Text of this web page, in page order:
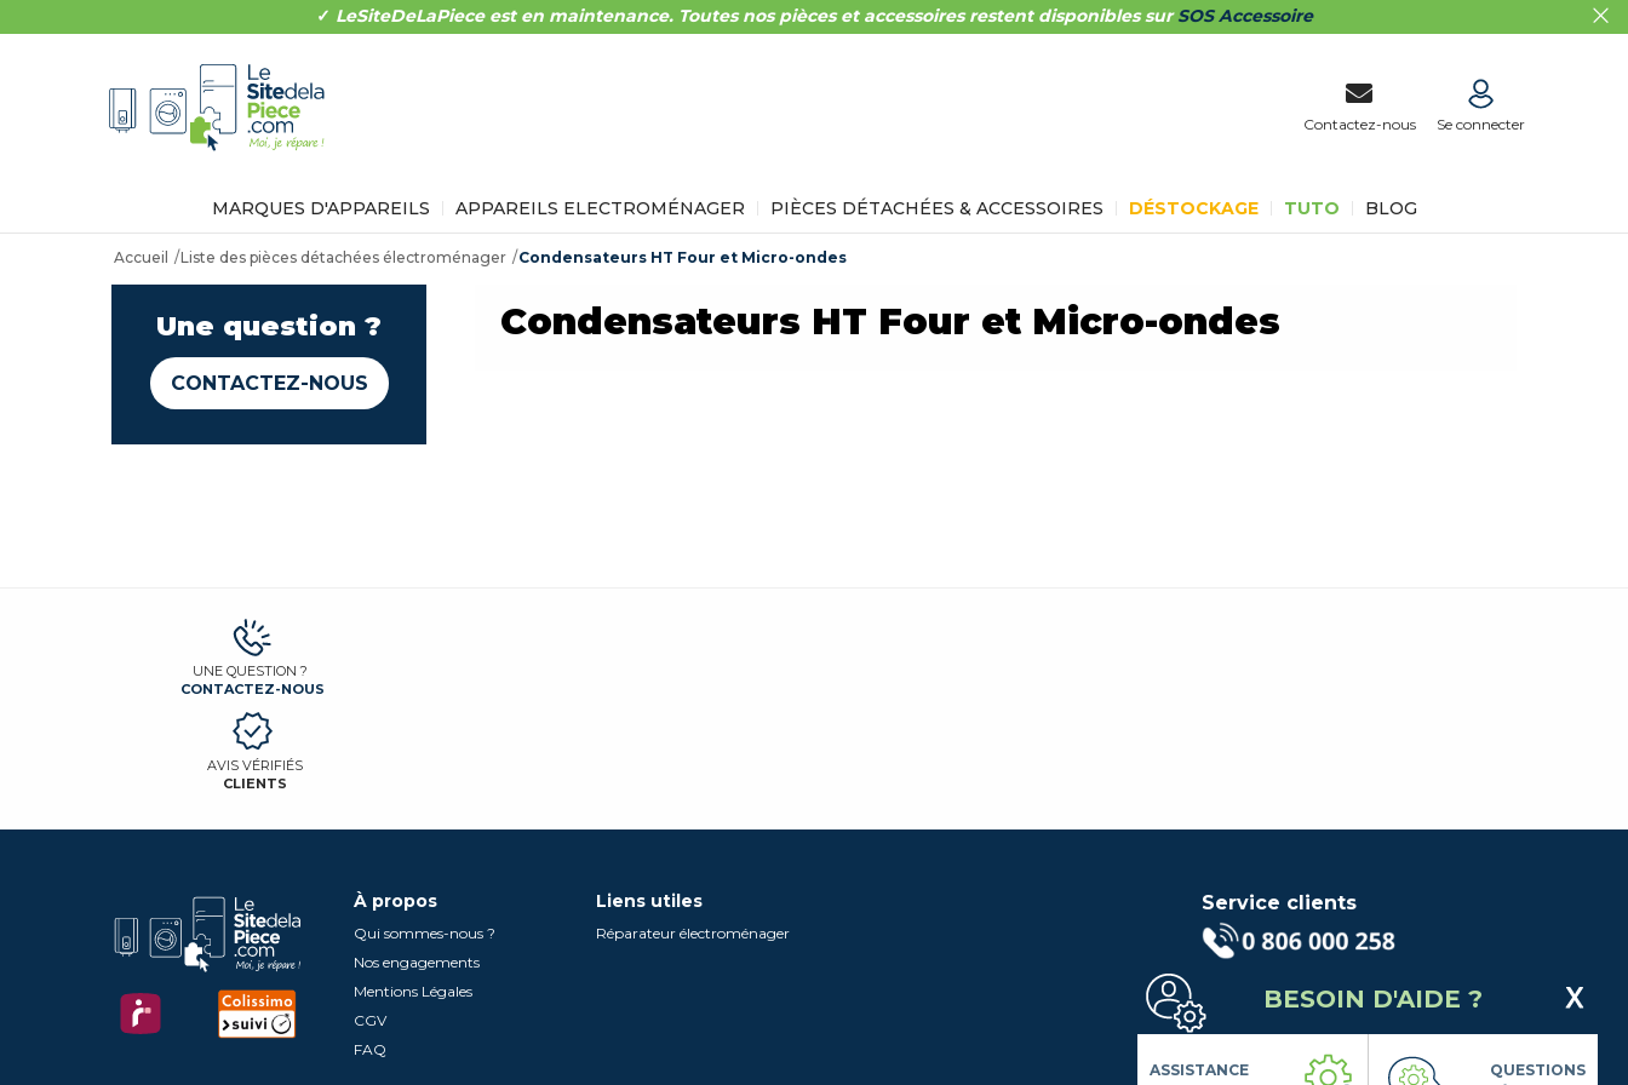
✓ LeSiteDeLaPiece est en maintenance. Toutes nos pièces et accessoires restent disponibles surSOS Accessoire
Contactez-nous Se connecter
MARQUES D'APPAREILS APPAREILS ELECTROMÉNAGER PIÈCES DÉTACHÉES & ACCESSOIRES DÉSTOCKAGE TUTO BLOG
Accueil Liste des pièces détachées électroménager Condensateurs HT Four et Micro-ondes
Une question ?
CONTACTEZ-NOUS
Condensateurs HT Four et Micro-ondes
UNE QUESTION ?
CONTACTEZ-NOUS
AVIS VÉRIFIÉS
CLIENTS
À propos
Qui sommes-nous ?
Nos engagements
Mentions Légales
CGV
FAQ
Liens utiles
Réparateur électroménager
Service clients
appel local)
Lundi au Vendredi de 9h à 18h
Contactez-Nous
Suivez-nous
BESOIN D'AIDE ?
ASSISTANCE
QUESTIONS